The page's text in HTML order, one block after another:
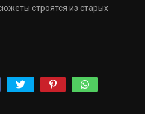
строятся из старых